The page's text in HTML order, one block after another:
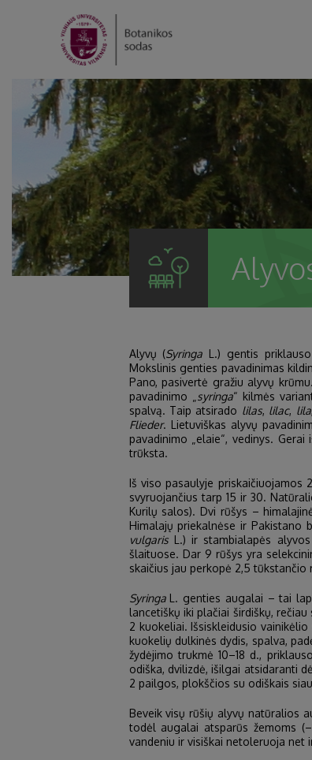
Alyvų (Syringa L.) gentis
Mokslinis genties pavadinimas
Pano, pasivertė gražiu alyvų
pavadinimo „ syringa“ kilmės
spalvą. Taip atsirado lilas, lilac, lila,
Flieder. Lietuviškas alyvų
pavadinimo „elaie“, vedinys.
trūksta.
Iš viso pasaulyje priskaičiuojamos
svyruojančius tarp 15 ir 30.
Kurilų salos). Dvi rūšys –
Himalajų priekalnėse ir Pakistano
vulgarisL.) ir stambialapės
šlaituose. Dar 9 rūšys yra
skaičius jau perkopė 2,5 tūkstančio
SyringaL. genties augalai – tai
lancetiškų iki plačiai širdiškų,
2 kuokeliai. Išsiskleidusio
kuokelių dulkinės dydis, spalva,
žydėjimo trukmė 10–18 d.,
odiška, dvilizdė, išilgai atsidaranti
2 pailgos, plokščios su odiškais
Beveik visų rūšių alyvų natūralios
todėl augalai atsparūs žemoms
vandeniu ir visiškai netoleruoja net